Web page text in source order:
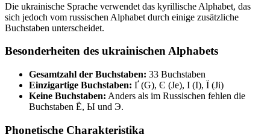
Die ukrainische Sprache verwendet das kyrillische Alphabet, das
sich jedoch vom russischen Alphabet durch einige zusätzliche
Buchstaben unterscheidet.
Besonderheiten des ukrainischen Alphabets
Gesamtzahl der Buchstaben: 33 Buchstaben
Einzigartige Buchstaben: Ґ (G), Є (Je), І (I), Ї (Ji)
Keine Buchstaben: Anders als im Russischen fehlen die
Buchstaben Ё, Ы und Э.
Phonetische Charakteristika